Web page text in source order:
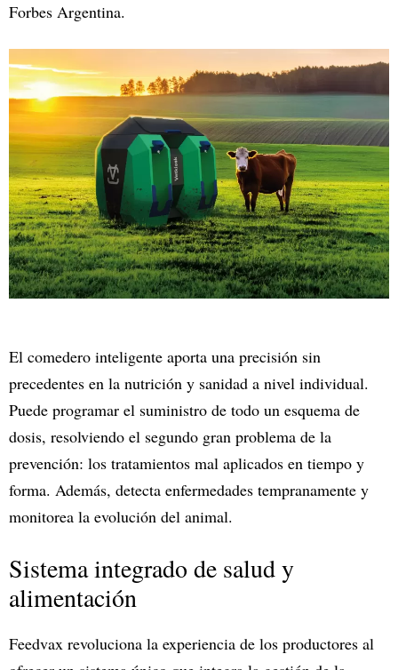
Forbes Argentina.
El comedero inteligente aporta una precisión sin
precedentes en la nutrición y sanidad a nivel individual.
Puede programar el suministro de todo un esquema de
dosis, resolviendo el segundo gran problema de la
prevención: los tratamientos mal aplicados en tiempo y
forma. Además, detecta enfermedades tempranamente y
monitorea la evolución del animal.
Sistema integrado de salud y
alimentación
Feedvax revoluciona la experiencia de los productores al